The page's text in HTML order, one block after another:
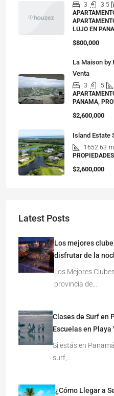
3 3.5
LUJO EN
$800,000
La Maison by
Venta
3 5
PANAMA,
$2,600,000
Island Estate
1652.63
$2,600,000
Latest Posts
Los mejores
disfrutar de la
Los Mejores
provincia de…
Clases de Surf en
Escuelas en Playa
Si estás en
surf,…
¿Cómo Llegar a